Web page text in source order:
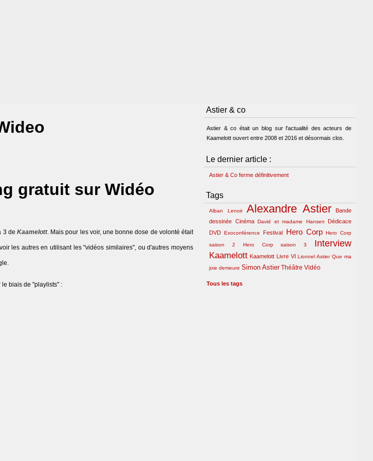
gratuit sur Widéo
3 de Kaamelott. Mais pour les voir, une bonne dose de volonté était
les autres en utilisant les "vidéos similaires", ou d'autres moyens
biais de "playlists" :
Astier & co
Astier & co était un blog sur l'actualité des acteurs de
Kaamelott ouvert entre 2008 et 2016 et désormais clos.
Le dernier article :
Astier & Co ferme définitivement
Tags
Alban Lenoir Alexandre Astier
Bande
dessinée Cinéma David et madame Hansen
Dédicace
DVD Exoconférence Festival Hero Corp Hero Corp
saison 2 Hero Corp saison 3 Interview
Kaamelott Kaamelott Livre VI Lionnel Astier Que ma
joie demeure Simon Astier Théâtre Vidéo
Tous les tags